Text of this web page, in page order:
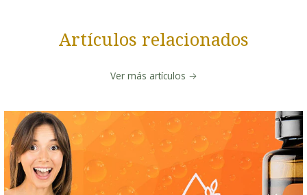
Artículos relacionados
Ver más artículos